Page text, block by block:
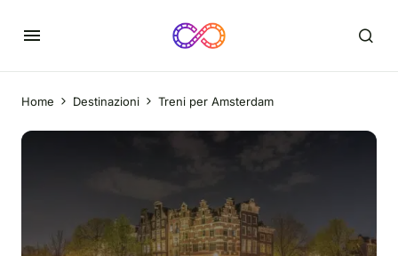
Home Destinazioni Treni per Amsterdam